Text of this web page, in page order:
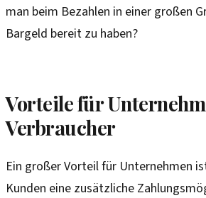
man beim Bezahlen in einer großen
Bargeld bereit zu haben?
Vorteile für
Verbraucher
Ein großer Vorteil für Unternehmen
Kunden eine zusätzliche